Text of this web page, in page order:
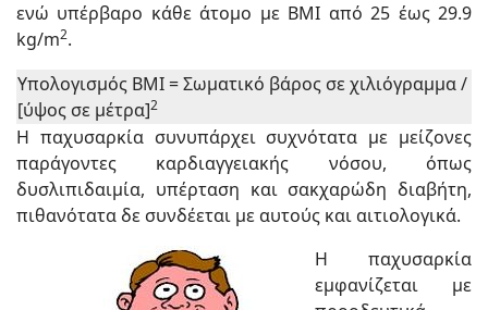
ενώ υπέρβαρο κάθε άτομο με ΒΜΙ από 25 έως 29.9
kg/m2.
Υπολογισμός ΒΜΙ = Σωματικό βάρος σε χιλιόγραμμα /
[ύψος σε μέτρα]2
Η παχυσαρκία συνυπάρχει συχνότατα με μείζονες
παράγοντες καρδιαγγειακής νόσου, όπως
δυσλιπιδαιμία, υπέρταση και σακχαρώδη διαβήτη,
πιθανότατα δε συνδέεται με αυτούς και αιτιολογικά.
Η παχυσαρκία
εμφανίζεται με